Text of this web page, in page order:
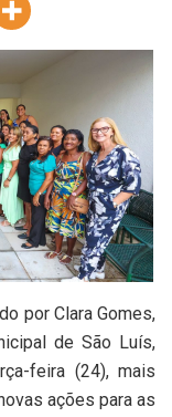
por Clara Gomes,
de São Luís,
feira (24), mais
ações para as